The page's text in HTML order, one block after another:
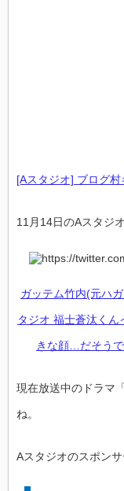
[Aスタジオ] ブログ村
11月14日のAスタジ
ガッテム竹内(元ハ
タジオ 福士蒼汰く
きな顔…だそう
現在放送中のドラマ
ね。
Aスタジオのスポン